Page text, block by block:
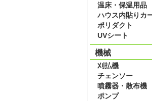
温床・保温用品
ハウス内貼りカ
ポリダクト
UVシート
機械
刈払機
チェンソー
噴霧器・散布機
ポンプ